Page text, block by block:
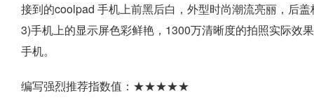
接到的coolpad 手机上前黑后白，外型时尚潮流亮丽，后
3)手机上的显示屏色彩鲜艳，1300万清晰度的拍照实际效
手机。
编写强烈推荐指数值：★★★★★